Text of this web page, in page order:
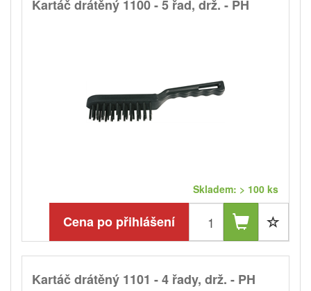
Kartáč drátěný 1100 - 5 řad, drž. - PH
Skladem: > 100 ks
Cena po přihlášení
Kartáč drátěný 1101 - 4 řady, drž. - PH